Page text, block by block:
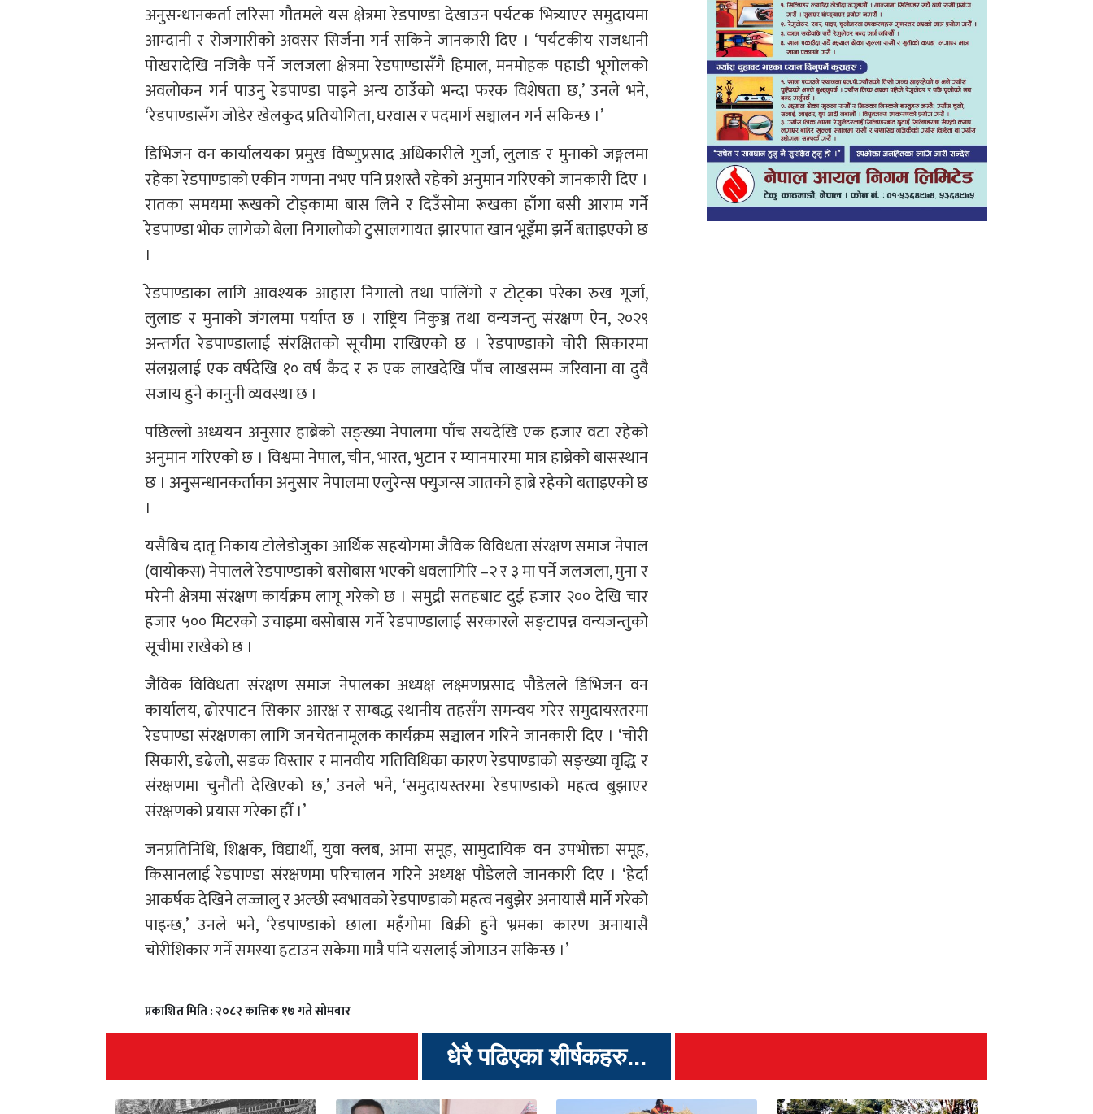
अनुसन्धानकर्ता लरिसा गौतमले यस क्षेत्रमा रेडपाण्डा देखाउन पर्यटक भित्र्याएर समुदायमा
आम्दानी र रोजगारीको अवसर सिर्जना गर्न सकिने जानकारी दिए । ‘पर्यटकीय राजधानी
पोखरादेखि नजिकै पर्ने जलजला क्षेत्रमा रेडपाण्डासँगै हिमाल, मनमोहक पहाडी भूगोलको
अवलोकन गर्न पाउनु रेडपाण्डा पाइने अन्य ठाउँको भन्दा फरक विशेषता छ,’ उनले भने,
‘रेडपाण्डासँग जोडेर खेलकुद प्रतियोगिता, घरवास र पदमार्ग सञ्चालन गर्न सकिन्छ ।’
डिभिजन वन कार्यालयका प्रमुख विष्णुप्रसाद अधिकारीले गुर्जा, लुलाङ र मुनाको जङ्गलमा
रहेका रेडपाण्डाको एकीन गणना नभए पनि प्रशस्तै रहेको अनुमान गरिएको जानकारी दिए ।
रातका समयमा रूखको टोड्कामा बास लिने र दिउँसोमा रूखका हाँगा बसी आराम गर्ने
रेडपाण्डा भोक लागेको बेला निगालोको टुसालगायत झारपात खान भूइँमा झर्ने बताइएको छ
।
रेडपाण्डाका लागि आवश्यक आहारा निगालो तथा पालिंगो र टोट्का परेका रुख गूर्जा,
लुलाङ र मुनाको जंगलमा पर्याप्त छ । राष्ट्रिय निकुञ्ज तथा वन्यजन्तु संरक्षण ऐन, २०२९
अन्तर्गत रेडपाण्डालाई संरक्षितको सूचीमा राखिएको छ । रेडपाण्डाको चोरी सिकारमा
संलग्नलाई एक वर्षदेखि १० वर्ष कैद र रु एक लाखदेखि पाँच लाखसम्म जरिवाना वा दुवै
सजाय हुने कानुनी व्यवस्था छ ।
पछिल्लो अध्ययन अनुसार हाब्रेको सङ्ख्या नेपालमा पाँच सयदेखि एक हजार वटा रहेको
अनुमान गरिएको छ । विश्वमा नेपाल, चीन, भारत, भुटान र म्यानमारमा मात्र हाब्रेको बासस्थान
छ । अनुुसन्धानकर्ताका अनुसार नेपालमा एलुरेन्स फ्युजन्स जातको हाब्रे रहेको बताइएको छ
।
यसैबिच दातृ निकाय टोलेडोजुका आर्थिक सहयोगमा जैविक विविधता संरक्षण समाज नेपाल
(वायोकस) नेपालले रेडपाण्डाको बसोबास भएको धवलागिरि –२ र ३ मा पर्ने जलजला, मुना र
मरेनी क्षेत्रमा संरक्षण कार्यक्रम लागू गरेको छ । समुद्री सतहबाट दुई हजार २०० देखि चार
हजार ५०० मिटरको उचाइमा बसोबास गर्ने रेडपाण्डालाई सरकारले सङ्टापन्न वन्यजन्तुको
सूचीमा राखेको छ ।
जैविक विविधता संरक्षण समाज नेपालका अध्यक्ष लक्ष्मणप्रसाद पौडेलले डिभिजन वन
कार्यालय, ढोरपाटन सिकार आरक्ष र सम्बद्ध स्थानीय तहसँग समन्वय गरेर समुदायस्तरमा
रेडपाण्डा संरक्षणका लागि जनचेतनामूलक कार्यक्रम सञ्चालन गरिने जानकारी दिए । ‘चोरी
सिकारी, डढेलो, सडक विस्तार र मानवीय गतिविधिका कारण रेडपाण्डाको सङ्ख्या वृद्धि र
संरक्षणमा चुनौती देखिएको छ,’ उनले भने, ‘समुदायस्तरमा रेडपाण्डाको महत्व बुझाएर
संरक्षणको प्रयास गरेका हौँ ।’
जनप्रतिनिधि, शिक्षक, विद्यार्थी, युवा क्लब, आमा समूह, सामुदायिक वन उपभोक्ता समूह,
किसानलाई रेडपाण्डा संरक्षणमा परिचालन गरिने अध्यक्ष पौडेलले जानकारी दिए । ‘हेर्दा
आकर्षक देखिने लज्जालु र अल्छी स्वभावको रेडपाण्डाको महत्व नबुझेर अनायासै मार्ने गरेको
पाइन्छ,’ उनले भने, ‘रेडपाण्डाको छाला महँगोमा बिक्री हुने भ्रमका कारण अनायासै
चोरीशिकार गर्ने समस्या हटाउन सकेमा मात्रै पनि यसलाई जोगाउन सकिन्छ ।’
प्रकाशित मिति : २०८२ कात्तिक १७ गते सोमबार
धेरै पढिएका शीर्षकहरु...